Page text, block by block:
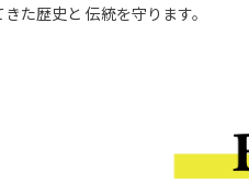
た歴史と 伝統を守ります。